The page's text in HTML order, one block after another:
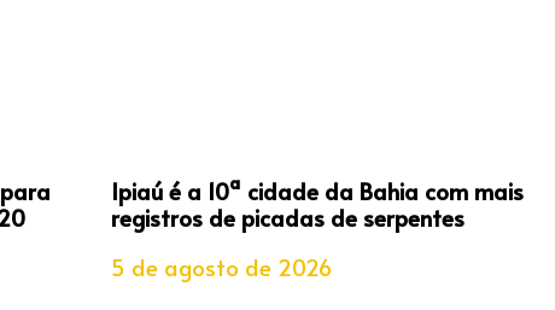
Ipiaú é a 10ª cidade da Bahia com mais
registros de picadas de serpentes
5 de agosto de 2026